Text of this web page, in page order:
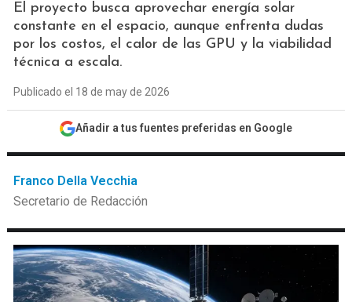
El proyecto busca aprovechar energía solar
constante en el espacio, aunque enfrenta dudas
por los costos, el calor de las GPU y la viabilidad
técnica a escala.
Publicado el 18 de may de 2026
Añadir a tus fuentes preferidas en Google
Franco Della Vecchia
Secretario de Redacción